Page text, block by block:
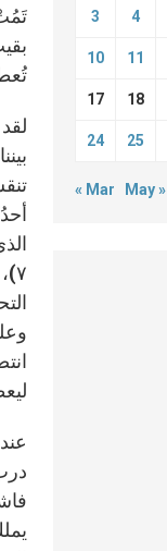
3 4
10 11
17 18
24 25
« Mar May »